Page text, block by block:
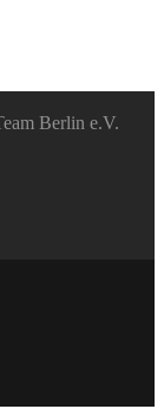
Berlin e.V.